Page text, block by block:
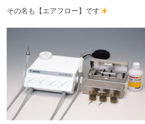
その名も【エアフロー】です